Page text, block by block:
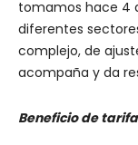
tomamos hace 4
diferentes
complejo, de
acompaña y da
Beneficio de